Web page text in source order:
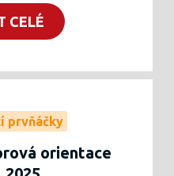
níže.
první týden po
besedy, kde
škole.
CELÉ
prvňáčky
orientace